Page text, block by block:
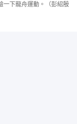
一下龍舟運動。（彭紹殷